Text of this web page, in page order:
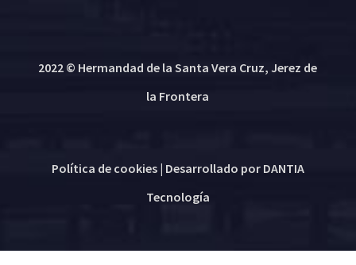
2022 © Hermandad de la Santa Vera Cruz, Jerez de
la Frontera
Política de cookies| Desarrollado por DANTIA
Tecnología